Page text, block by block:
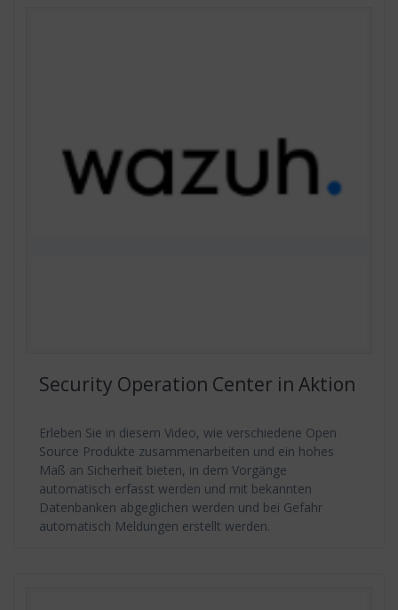
Security Operation Center in Aktion
Erleben Sie in diesem Video, wie verschiedene Open
Source Produkte zusammenarbeiten und ein hohes
Maß an Sicherheit bieten, in dem Vorgänge
automatisch erfasst werden und mit bekannten
Datenbanken abgeglichen werden und bei Gefahr
automatisch Meldungen erstellt werden.